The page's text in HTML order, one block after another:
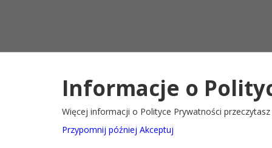
2022@ Oficjalny serwis internetowy Gminy Ryglice Deklaracja
Informacje o
Więcej informacji o Polityce Prywatności przeczytasz
Przypomnij później Akceptuj